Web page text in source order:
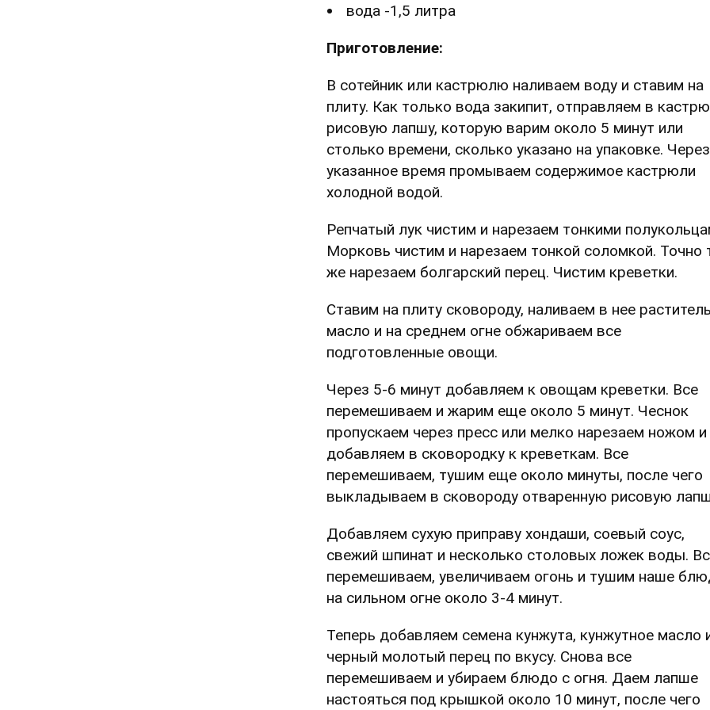
вода -1,5 литра
Приготовление:
В сотейник или кастрюлю наливаем воду и ставим на
плиту. Как только вода закипит, отправляем в
рисовую лапшу, которую варим около 5 минут или
столько времени, сколько указано на упаковке. Через
указанное время промываем содержимое кастрюли
холодной водой.
Репчатый лук чистим и нарезаем тонкими
Морковь чистим и нарезаем тонкой соломкой. Точно
же нарезаем болгарский перец. Чистим креветки.
Ставим на плиту сковороду, наливаем в нее
масло и на среднем огне обжариваем все
подготовленные овощи.
Через 5-6 минут добавляем к овощам креветки. Все
перемешиваем и жарим еще около 5 минут. Чеснок
пропускаем через пресс или мелко нарезаем ножом и
добавляем в сковородку к креветкам. Все
перемешиваем, тушим еще около минуты, после чего
выкладываем в сковороду отваренную рисовую
Добавляем сухую приправу хондаши, соевый соус,
свежий шпинат и несколько столовых ложек воды.
перемешиваем, увеличиваем огонь и тушим наше
на сильном огне около 3-4 минут.
Теперь добавляем семена кунжута, кунжутное масло
черный молотый перец по вкусу. Снова все
перемешиваем и убираем блюдо с огня. Даем лапше
настояться под крышкой около 10 минут, после чего